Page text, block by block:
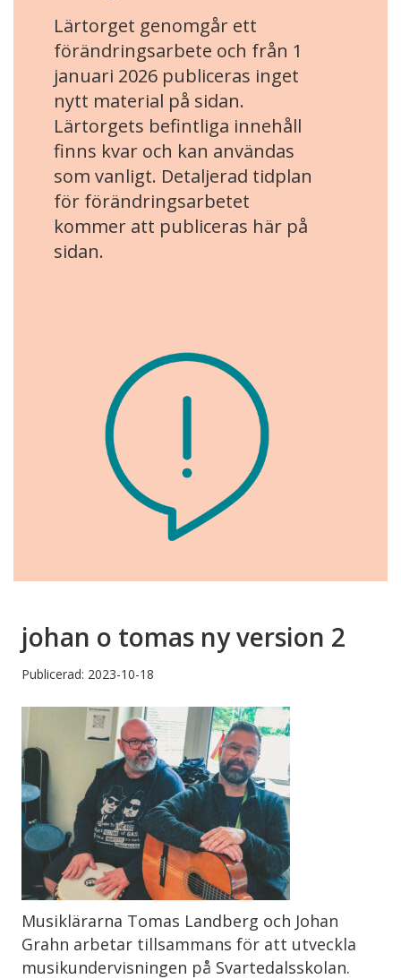
Lärtorget genomgår ett
förändringsarbete och från 1
januari 2026 publiceras inget
nytt material på sidan.
Lärtorgets befintliga innehåll
finns kvar och kan användas
som vanligt. Detaljerad tidplan
för förändringsarbetet
kommer att publiceras här på
sidan.
johan o tomas ny version 2
Publicerad: 2023-10-18
Musiklärarna Tomas Landberg och Johan
Grahn arbetar tillsammans för att utveckla
musikundervisningen på Svartedalsskolan.